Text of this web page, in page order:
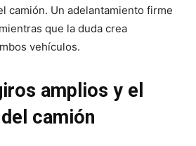
camión. Un adelantamiento firme
que la duda crea
vehículos.
amplios y el
camión